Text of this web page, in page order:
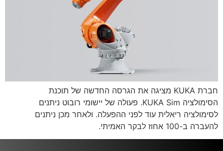
חברת KUKA מציגה את הגרסה החדשה של תוכנת
הסימולציה KUKA Sim. פעולה של יישומי רובוט ניתנים
ריאלית עוד לפני ההפעלה. ולאחר מכן ניתנים
ב-100 אחוז לבקר האמיתי.